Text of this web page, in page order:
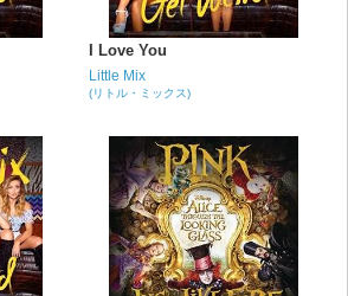
I Love You
Little Mix
(リトル・ミックス)